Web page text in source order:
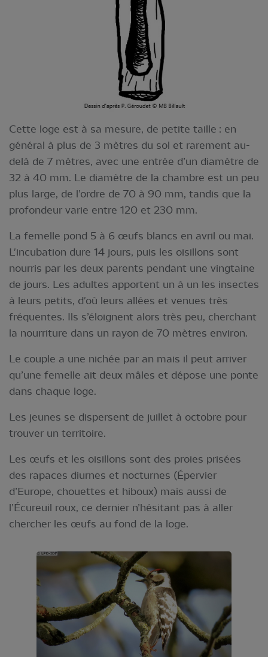
Cette loge est à sa mesure, de petite taille : en
général à plus de 3 mètres du sol et rarement au-
delà de 7 mètres, avec une entrée d’un diamètre de
32 à 40 mm. Le diamètre de la chambre est un peu
plus large, de l’ordre de 70 à 90 mm, tandis que la
profondeur varie entre 120 et 230 mm.
La femelle pond 5 à 6 œufs blancs en avril ou mai.
L'incubation dure 14 jours, puis les oisillons sont
nourris par les deux parents pendant une vingtaine
de jours. Les adultes apportent un à un les insectes
à leurs petits, d'où leurs allées et venues très
fréquentes. Ils s’éloignent alors très peu, cherchant
la nourriture dans un rayon de 70 mètres environ.
Le couple a une nichée par an mais il peut arriver
qu’une femelle ait deux mâles et dépose une ponte
dans chaque loge.
Les jeunes se dispersent de juillet à octobre pour
trouver un territoire.
Les œufs et les oisillons sont des proies prisées
des rapaces diurnes et nocturnes (Épervier
d’Europe, chouettes et hiboux) mais aussi de
l’Écureuil roux, ce dernier n’hésitant pas à aller
chercher les œufs au fond de la loge.